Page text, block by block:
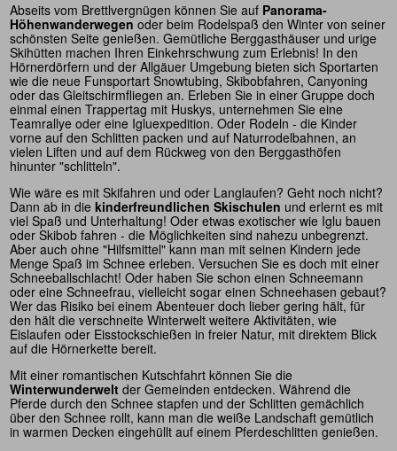
Abseits vom Brettlvergnügen können Sie auf Panorama-
Höhenwanderwegen oder beim Rodelspaß den Winter von seiner
schönsten Seite genießen. Gemütliche Berggasthäuser und urige
Skihütten machen Ihren Einkehrschwung zum Erlebnis! In den
Hörnerdörfern und der Allgäuer Umgebung bieten sich Sportarten
wie die neue Funsportart Snowtubing, Skibobfahren, Canyoning
oder das Gleitschirmfliegen an. Erleben Sie in einer Gruppe doch
einmal einen Trappertag mit Huskys, unternehmen Sie eine
Teamrallye oder eine Igluexpedition. Oder Rodeln - die Kinder
vorne auf den Schlitten packen und auf Naturrodelbahnen, an
vielen Liften und auf dem Rückweg von den Berggasthöfen
hinunter "schlitteln".
Wie wäre es mit Skifahren und oder Langlaufen? Geht noch nicht?
Dann ab in diekinderfreundlichen Skischulen und erlernt es mit
viel Spaß und Unterhaltung! Oder etwas exotischer wie Iglu bauen
oder Skibob fahren - die Möglichkeiten sind nahezu unbegrenzt.
Aber auch ohne "Hilfsmittel" kann man mit seinen Kindern jede
Menge Spaß im Schnee erleben. Versuchen Sie es doch mit einer
Schneeballschlacht! Oder haben Sie schon einen Schneemann
oder eine Schneefrau, vielleicht sogar einen Schneehasen gebaut?
Wer das Risiko bei einem Abenteuer doch lieber gering hält, für
den hält die verschneite Winterwelt weitere Aktivitäten, wie
Eislaufen oder Eisstockschießen in freier Natur, mit direktem Blick
auf die Hörnerkette bereit.
Mit einer romantischen Kutschfahrt können Sie die
Winterwunderwelt der Gemeinden entdecken. Während die
Pferde durch den Schnee stapfen und der Schlitten gemächlich
über den Schnee rollt, kann man die weiße Landschaft gemütlich
in warmen Decken eingehüllt auf einem Pferdeschlitten genießen.